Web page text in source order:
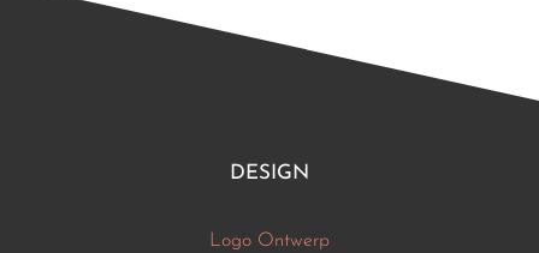
DESIGN
Logo Ontwerp